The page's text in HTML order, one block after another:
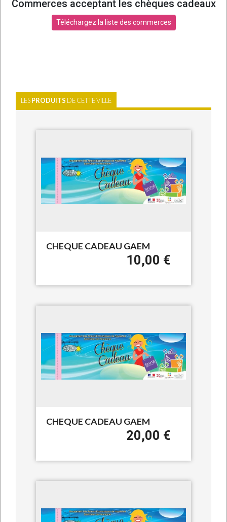
Commerces acceptant les chèques cadeaux
Téléchargez la liste des commerces
LESPRODUITS DE CETTE VILLE
CHEQUE CADEAU GAEM
10,00 €
CHEQUE CADEAU GAEM
20,00 €